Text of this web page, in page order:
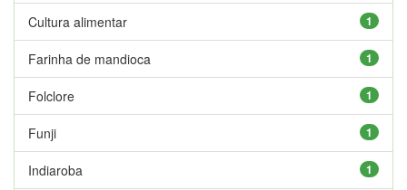
1
Cultura alimentar
1
Farinha de mandioca
1
Folclore
1
Funji
1
Indiaroba